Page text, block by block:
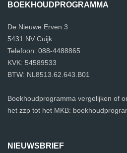
BOEKHOUDPROGRAMMA
De Nieuwe Erven 3
5431 NV Cuijk
Telefoon: 088-4488865
KVK: 54589533
BTW: NL8513.62.643.B01
Boekhoudprogramma vergelijken of
het zzp tot het MKB:
NIEUWSBRIEF